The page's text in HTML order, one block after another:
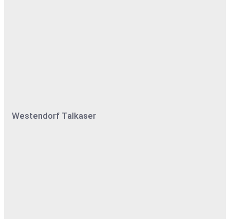
Westendorf Talkaser